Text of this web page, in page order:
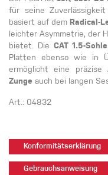
für seine
basiert auf dem Radical-
leichter Asymmetrie, der
bietet. Die CAT 1.5-Sohle
Platten ebenso wie in
ermöglicht eine präzise
Zunge auch bei langen
Art.: 04832
Konformitätserklärung
Gebrauchsanweisung